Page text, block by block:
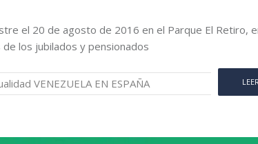
el 20 de agosto de 2016 en el Parque El Retiro,
los jubilados y pensionados
VENEZUELA EN ESPAÑA